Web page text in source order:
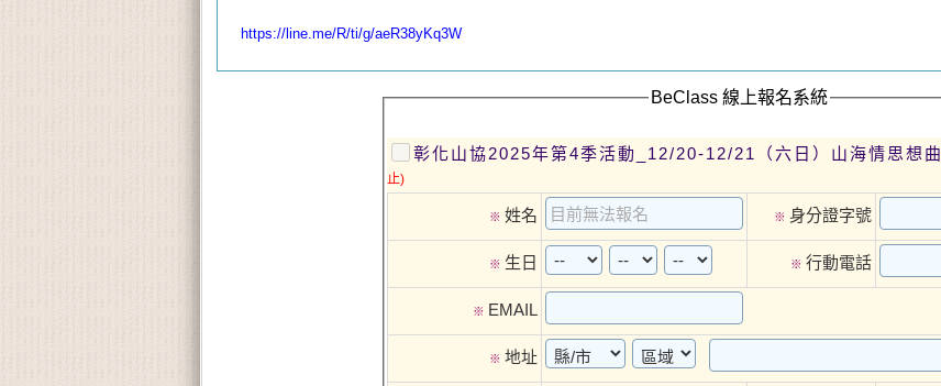
https://line.me/R/ti/g/aeR38yKq3W
BeClass 線上報名系統
彰化山協2025年第4季活動_12/20-12/21（六日）山海情思想曲
止)
※ 姓名 ※ 身分證字號
※ 生日 ※ 行動電話
※ EMAIL
※ 地址